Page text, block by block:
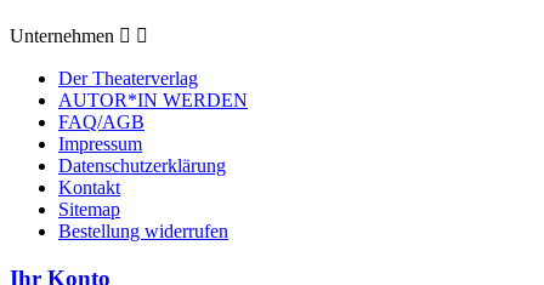
Unternehmen  
Der Theaterverlag
AUTOR*IN WERDEN
FAQ/AGB
Impressum
Datenschutzerklärung
Kontakt
Sitemap
Bestellung widerrufen
Ihr Konto